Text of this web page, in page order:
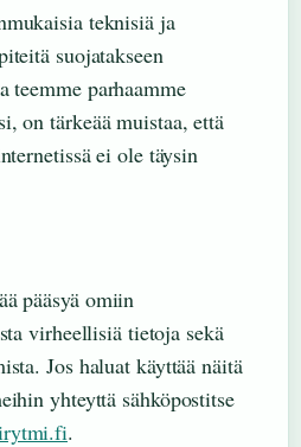
teknisiä ja
suojatakseen
parhaamme
on tärkeää muistaa, että
ei ole täysin
pääsyä omiin
virheellisiä tietoja sekä
Jos haluat käyttää näitä
yhteyttä sähköpostitse
.